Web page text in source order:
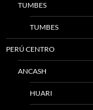
TUMBES
TUMBES
PERÚ CENTRO
ANCASH
HUARI